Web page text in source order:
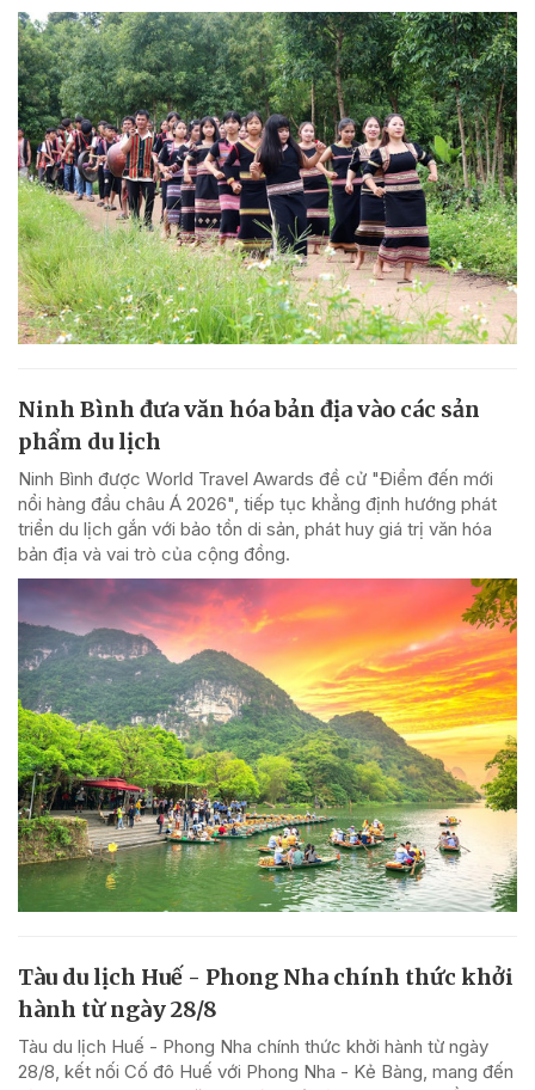
Ninh Bình đưa văn hóa bản địa vào các sản
phẩm du lịch
Ninh Bình được World Travel Awards đề cử "Điểm đến mới
nổi hàng đầu châu Á 2026", tiếp tục khẳng định hướng phát
triển du lịch gắn với bảo tồn di sản, phát huy giá trị văn hóa
bản địa và vai trò của cộng đồng.
Tàu du lịch Huế - Phong Nha chính thức khởi
hành từ ngày 28/8
Tàu du lịch Huế - Phong Nha chính thức khởi hành từ ngày
28/8, kết nối Cố đô Huế với Phong Nha - Kẻ Bàng, mang đến